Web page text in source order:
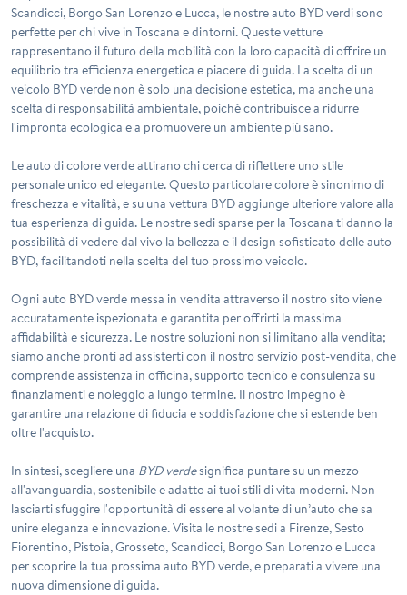
Scandicci, Borgo San Lorenzoe Lucca, le nostre auto BYD verdi sono
perfette per chi vive in Toscana e dintorni. Queste vetture
rappresentano il futuro della mobilità con la loro capacità di offrire un
equilibrio tra efficienza energetica e piacere di guida. La scelta di un
veicolo BYD verde non è solo una decisione estetica, ma anche una
scelta di responsabilità ambientale, poiché contribuisce a ridurre
l'impronta ecologica e a promuovere un ambiente più sano.
Le auto di colore verde attirano chi cerca di riflettere uno stile
personale unico ed elegante. Questo particolare colore è sinonimo di
freschezza e vitalità, e su una vettura BYD aggiunge ulteriore valore alla
tua esperienza di guida. Le nostre sedi sparse per la Toscana ti danno la
possibilità di vedere dal vivo la bellezza e il design sofisticato delle auto
BYD, facilitandoti nella scelta del tuo prossimo veicolo.
Ogni auto BYD verde messa in vendita attraverso il nostro sito viene
accuratamente ispezionata e garantita per offrirti la massima
affidabilità e sicurezza. Le nostre soluzioni non si limitano alla vendita;
siamo anche pronti ad assisterti con il nostro servizio post-vendita, che
comprende assistenza in officina, supporto tecnico e consulenza su
finanziamenti e noleggio a lungo termine. Il nostro impegno è
garantire una relazione di fiducia e soddisfazione che si estende ben
oltre l'acquisto.
In sintesi, scegliere una BYD verdesignifica puntare su un mezzo
all'avanguardia, sostenibile e adatto ai tuoi stili di vita moderni. Non
lasciarti sfuggire l'opportunità di essere al volante di un’auto che sa
unire eleganza e innovazione. Visita le nostre sedi a Firenze, Sesto
Fiorentino, Pistoia, Grosseto, Scandicci, Borgo San Lorenzo e Lucca
per scoprire la tua prossima auto BYD verde, e preparati a vivere una
nuova dimensione di guida.